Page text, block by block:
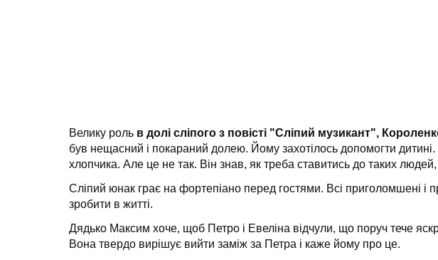
Велику роль в долі сліпого з повісті "Сліпий музикант",
був нещасний і покараний долею. Йому захотілось допомогти
хлопчика. Але це не так. Він знав, як треба ставитись до таких людей,
Сліпий юнак грає на фортепіано перед гостями. Всі приголомшені
зробити в житті.
Дядько Максим хоче, щоб Петро і Евеліна відчули, що поруч тече
Вона твердо вирішує вийти заміж за Петра і каже йому про це.